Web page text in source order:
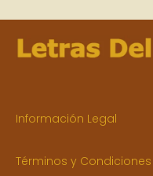
Información Legal
Términos y Condiciones